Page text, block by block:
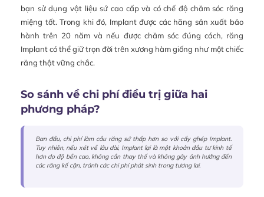
bạn sử dụng vật liệu sứ cao cấp và có chế độ chăm sóc răng
miệng tốt. Trong khi đó, Implant được các hãng sản xuất bảo
hành trên 20 năm và nếu được chăm sóc đúng cách, răng
Implant có thể giữ trọn đời trên xương hàm giống như một chiếc
răng thật vững chắc.
So sánh về chi phí điều trị giữa hai
phương pháp?
Ban đầu, chi phí làm cầu răng sứ thấp hơn so với cấy ghép Implant.
Tuy nhiên, nếu xét về lâu dài, Implant lại là một khoản đầu tư kinh tế
hơn do độ bền cao, không cần thay thế và không gây ảnh hưởng đến
các răng kế cận, tránh các chi phí phát sinh trong tương lai.